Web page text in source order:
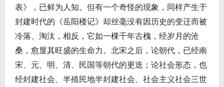
表》，已鲜为人知。但有一个奇怪的现象，同样产生于
封建时代的《岳阳楼记》却丝毫没有因历史的变迁而被
冷落、淘汰，相反，它如一棵千年古槐，经岁月的沧
桑，愈显其旺盛的生命力。北宋之后，论朝代，已经南
宋、元、明、清、民国等朝代的更迭；论社会形态，也
经封建社会、半殖民地半封建社会、社会主义社会三世